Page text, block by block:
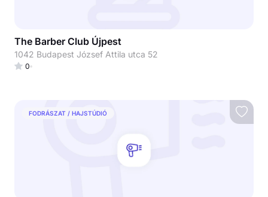
The Barber Club Újpest
1042 Budapest József Attila utca 52
0
FODRÁSZAT / HAJSTÚDIÓ